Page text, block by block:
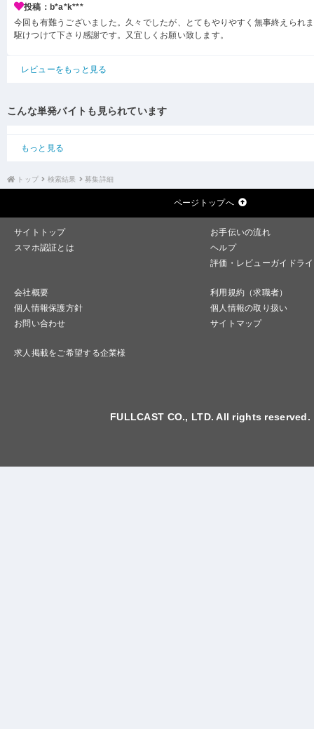
投稿：b*a*k***
今回も有難うございました。久々でしたが、とてもやりやすく無事終えられ
駆けつけて下さり感謝です。又宜しくお願い致します。
レビューをもっと見る
こんな単発バイトも見られています
もっと見る
トップ 検索結果 募集詳細
ページトップへ
サイトトップ
お手伝いの流れ
スマホ認証とは
ヘルプ
評価・レビューガイドラ
会社概要
利用規約（求職者）
個人情報保護方針
個人情報の取り扱い
お問い合わせ
サイトマップ
求人掲載をご希望する企業様
FULLCAST CO., LTD. All rights reserved.